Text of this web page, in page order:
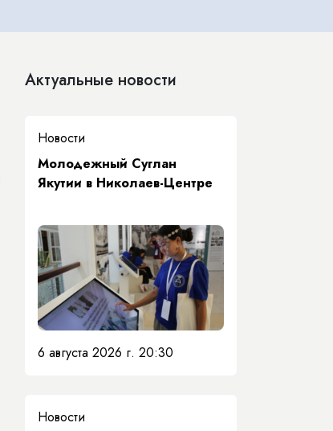
Актуальные новости
Новости
Молодежный Суглан
Якутии в Николаев-Центре
6 августа 2026 г. 20:30
Новости